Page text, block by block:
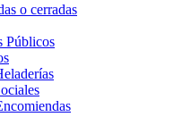
o cerradas
Públicos